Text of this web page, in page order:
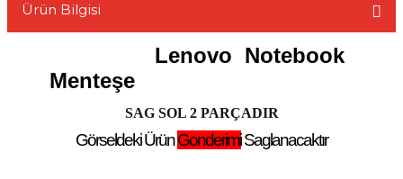
Ürün Bilgisi
Lenovo Notebook
Menteşe
SAG SOL 2 PARÇADIR
Görseldeki ÜrünGonderimiSaglanacaktır